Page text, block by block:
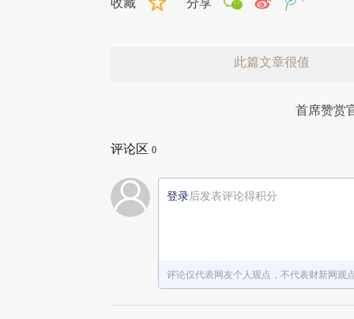
此篇文章很值
首席赞赏
评论区 0
登录后发表评论得积分
评论仅代表网友个人观点，不代表财新网观